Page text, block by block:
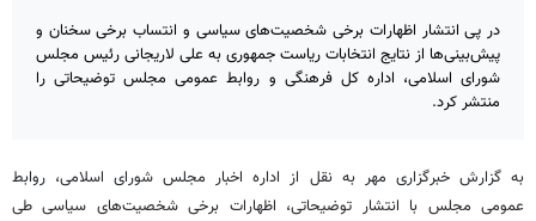
در پی انتشار اظهارات برخی شخصیت‌های سیاسی و انتساب برخی سخنان و
پیش‌بینی‌ها از نتایج انتخابات ریاست جمهوری به علی لاریجانی رئیس مجلس
شورای اسلامی، اداره کل فرهنگی و روابط عمومی مجلس توضیحاتی را
منتشر کرد.
به گزارش خبرگزاری مهر به نقل از اداره اخبار مجلس شورای اسلامی، روابط
عمومی مجلس با انتشار توضیحاتی، اظهارات برخی شخصیت‌های سیاسی طی